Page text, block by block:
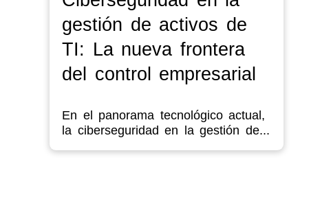
gestión de activos de
TI: La nueva frontera
del control empresarial
En el panorama tecnológico actual,
la ciberseguridad en la gestión de...